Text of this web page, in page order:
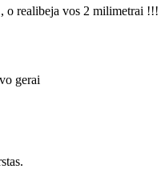
o realibeja vos 2 milimetrai !!!
gerai